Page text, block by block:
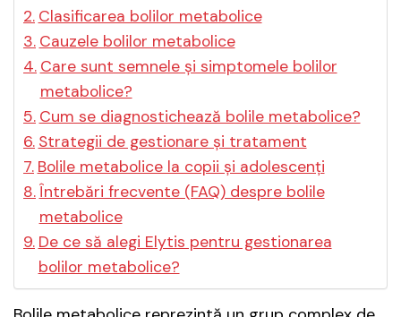
Clasificarea bolilor metabolice
Cauzele bolilor metabolice
Care sunt semnele și simptomele bolilor
metabolice?
Cum se diagnostichează bolile metabolice?
Strategii de gestionare și tratament
Bolile metabolice la copii și adolescenți
Întrebări frecvente (FAQ) despre bolile
metabolice
De ce să alegi Elytis pentru gestionarea
bolilor metabolice?